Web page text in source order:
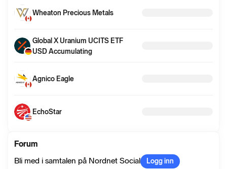
Wheaton Precious Metals
Global X Uranium UCITS ETF
USD Accumulating
Agnico Eagle
EchoStar
Forum
Bli med i samtalen på Nordnet Social
Logg inn